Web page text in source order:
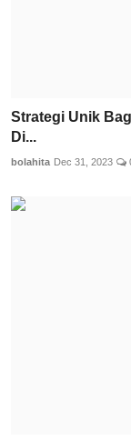
Strategi Unik
Di...
bolahita Dec 31, 2023